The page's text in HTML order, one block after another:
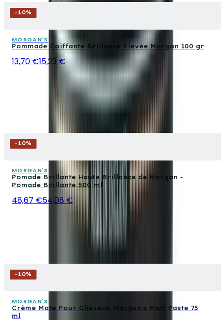
-10%
MORGAN'S
Pommade Coiffante Brillance Élevée Morgan 100 gr
13,70 €15,23 €
-10%
MORGAN'S
Pomade Brillante Haute Brillance de Morgan -
Pomade Brillante 500 ml
48,67 €54,08 €
-10%
MORGAN'S
Crème Mate Pour Cheveux Morgan's Matt Paste 75
ml